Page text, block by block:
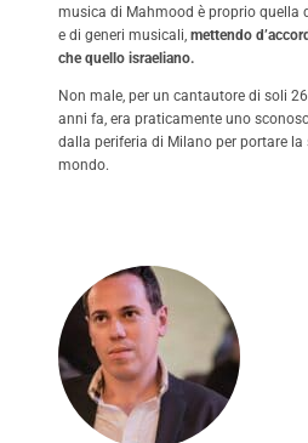
musica di Mahmood è proprio quella
e di generi musicali, mettendo
che quello israeliano.
Non male, per un cantautore di soli
anni fa, era praticamente uno
dalla periferia di Milano per portare la
mondo.